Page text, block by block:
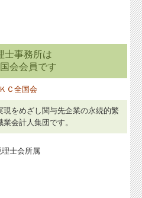
士事務所は
会会員です
現をめざし関与先企業の永続的繁
会計人集団です。
士会所属